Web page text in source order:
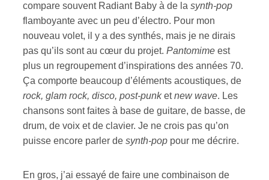
compare souvent Radiant Baby à de la synth-pop
flamboyante avec un peu d’électro. Pour mon
nouveau volet, il y a des synthés, mais je ne dirais
pas qu’ils sont au cœur du projet. Pantomime est
plus un regroupement d’inspirations des années 70.
Ça comporte beaucoup d’éléments acoustiques, de
rock, glam rock, disco, post-punketnew wave. Les
chansons sont faites à base de guitare, de basse, de
drum, de voix et de clavier. Je ne crois pas qu’on
puisse encore parler de synth-pop pour me décrire.
En gros, j’ai essayé de faire une combinaison de